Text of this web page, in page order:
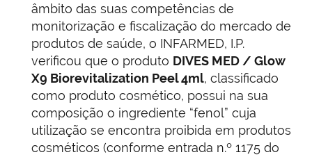
âmbito das suas competências de
monitorização e fiscalização do mercado de
produtos de saúde, o INFARMED, I.P.
verificou que o produto DIVES MED / Glow
X9 Biorevitalization Peel 4ml, classificado
como produto cosmético, possui na sua
composição o ingrediente “fenol” cuja
utilização se encontra proibida em produtos
cosméticos (conforme entrada n.º 1175 do